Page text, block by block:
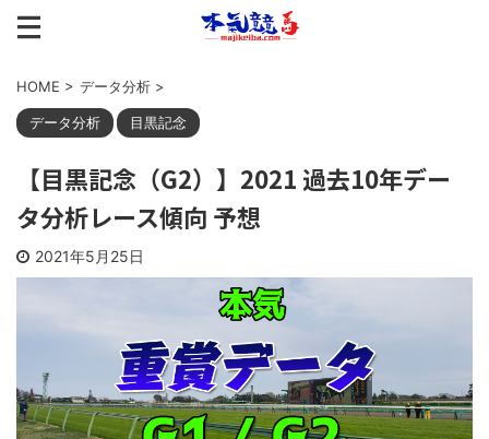
HOME > データ分析 >
データ分析 目黒記念
【目黒記念（G2）】2021 過去10年デー
タ分析レース傾向 予想
2021年5月25日